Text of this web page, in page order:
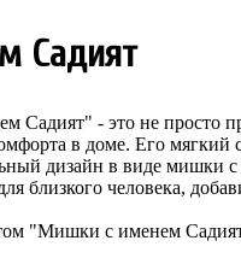
Садият
Садият" - это не просто
в доме. Его мягкий
дизайн в виде мишки
близкого человека,
"Мишки с именем